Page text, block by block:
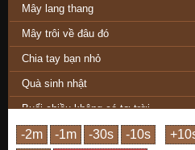
Mây lang thang
Mây trôi về đâu đó
Chia tay bạn nhỏ
Quà sinh nhật
Buổi chiều không có tơ trời
Cánh phượng nào để nhớ